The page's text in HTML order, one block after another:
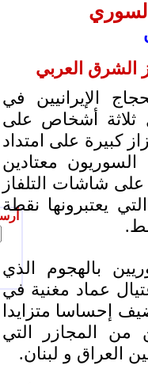
العربي
الإيرانيين في
أشخاص على
كبيرة على امتداد
معتادين
شاشات التلفاز
يعتبرونها نقطة
بالهجوم الذي
عماد مغنية في
تضيف إحساسا متزايدا
المجازر التي
العراق و لبنان.